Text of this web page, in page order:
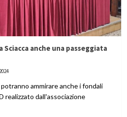
Sciacca anche una passeggiata
ammirare anche i fondali
realizzato dall'associazione